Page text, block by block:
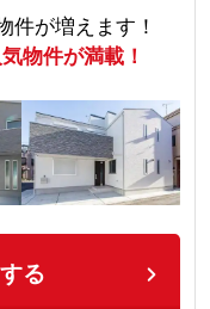
件が増えます！
物件が満載！
る